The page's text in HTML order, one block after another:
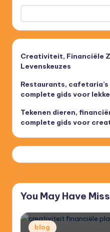
Creativiteit, Financiële
Levenskeuzes
Restaurants,
complete gids voor
Tekenen dieren,
complete gids voor
You May Have
Posted
blog